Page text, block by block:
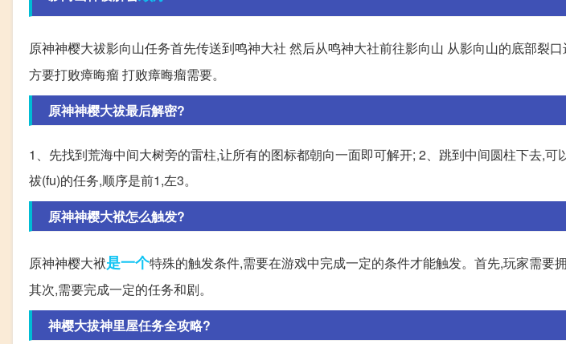
原神神樱大祓影向山任务首先传送到鸣神大社 然后从鸣神大社前往影向山 从影向山的底部裂
方要打败瘴晦瘤 打败瘴晦瘤需要。
原神神樱大祓最后解密?
1、先找到荒海中间大树旁的雷柱,让所有的图标都朝向一面即可解开; 2、跳到中间圆柱下去,可
祓(fu)的任务,顺序是前1,左3。
原神神樱大袱怎么触发?
原神神樱大袱是一个特殊的触发条件,需要在游戏中完成一定的条件才能触发。首先,玩家需要
其次,需要完成一定的任务和剧。
神樱大拔神里屋任务全攻略?